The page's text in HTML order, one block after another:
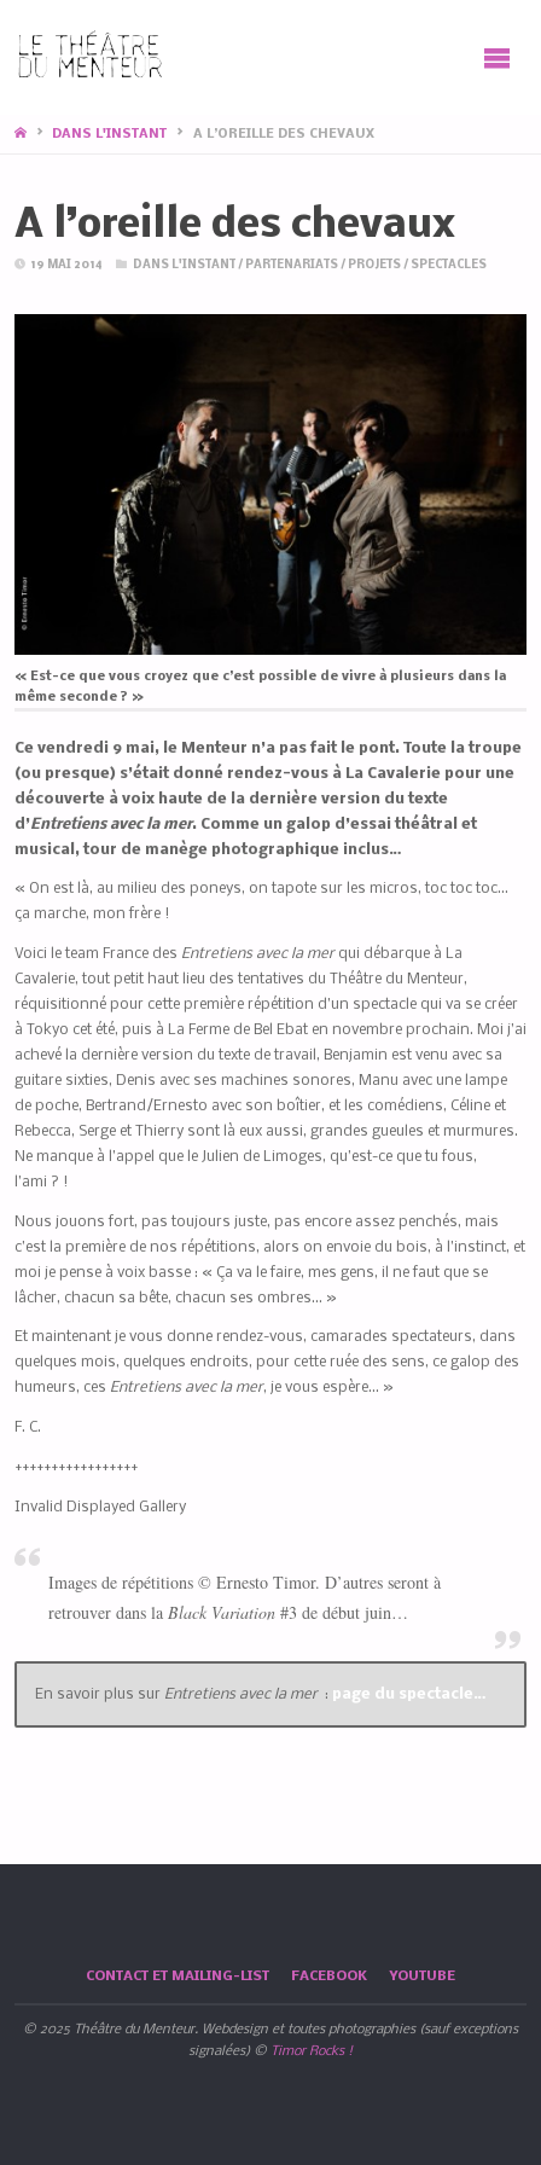
HOMEDANS L'INSTANT A L’OREILLE DES CHEVAUX
A l’oreille des chevaux
19 MAI 2014 DANS L'INSTANT / PARTENARIATS/ PROJETS/ SPECTACLES
« Est-ce que vous croyez que c’est possible de vivre à plusieurs dans la
même seconde ? »
Ce vendredi 9 mai, le Menteur n’a pas fait le pont. Toute la troupe
(ou presque) s’était donné rendez-vous à La Cavalerie pour une
découverte à voix haute de la dernière version du texte
d’Entretiens avec la mer. Comme un galop d’essai théâtral et
musical, tour de manège photographique inclus…
« On est là, au milieu des poneys, on tapote sur les micros, toc toc toc…
ça marche, mon frère !
Voici le team France des Entretiens avec la merqui débarque à La
Cavalerie, tout petit haut lieu des tentatives du Théâtre du Menteur,
réquisitionné pour cette première répétition d’un spectacle qui va se créer
à Tokyo cet été, puis à La Ferme de Bel Ebat en novembre prochain. Moi j’ai
achevé la dernière version du texte de travail, Benjamin est venu avec sa
guitare sixties, Denis avec ses machines sonores, Manu avec une lampe
de poche, Bertrand/Ernesto avec son boîtier, et les comédiens, Céline et
Rebecca, Serge et Thierry sont là eux aussi, grandes gueules et murmures.
Ne manque à l’appel que le Julien de Limoges, qu’est-ce que tu fous,
l’ami ? !
Nous jouons fort, pas toujours juste, pas encore assez penchés, mais
c’est la première de nos répétitions, alors on envoie du bois, à l’instinct, et
moi je pense à voix basse : « Ça va le faire, mes gens, il ne faut que se
lâcher, chacun sa bête, chacun ses ombres… »
Et maintenant je vous donne rendez-vous, camarades spectateurs, dans
quelques mois, quelques endroits, pour cette ruée des sens, ce galop des
humeurs, ces Entretiens avec la mer, je vous espère… »
F. C.
+++++++++++++++++
Invalid Displayed Gallery
Images de répétitions © Ernesto Timor. D’autres seront à
retrouver dans la Black Variation #3 de début juin…
En savoir plus sur Entretiens avec la mer: page du spectacle…
CONTACT ET MAILING-LIST FACEBOOK YOUTUBE
© 2025 Théâtre du Menteur. Webdesign et toutes photographies (sauf exceptions
signalées) © Timor Rocks !